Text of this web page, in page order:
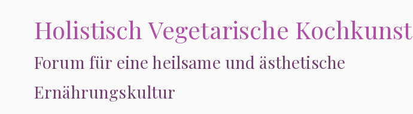
springenHolistisch Vegetarische Kochkunst
Forum für eine heilsame und ästhetische
Ernährungskultur